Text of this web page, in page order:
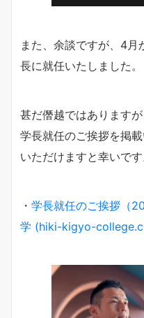
また、余談ですが、4月
長に就任いたしました。
甚だ僭越ではあります
学長就任のご挨拶を掲
いただけますと幸いです
・ 学長就任のご挨拶（
学 (hiki-kigyo-